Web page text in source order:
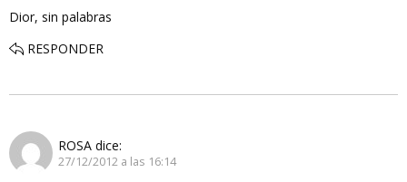
Dior, sin palabras
RESPONDER
ROSA dice:
27/12/2012 a las 16:14